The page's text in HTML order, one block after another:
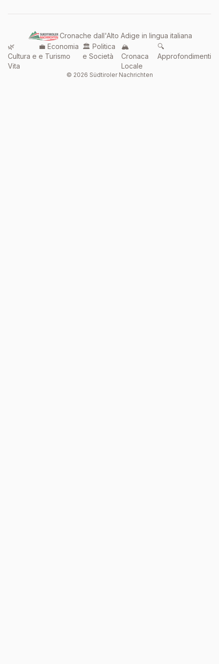
Cronache dall'Alto Adige in lingua italiana
🌿
Cultura e
Vita
💼 Economia
e Turismo
🏛️ Politica
e Società
🏔️
Cronaca
Locale
🔍
Approfondimenti
© 2026 Südtiroler Nachrichten